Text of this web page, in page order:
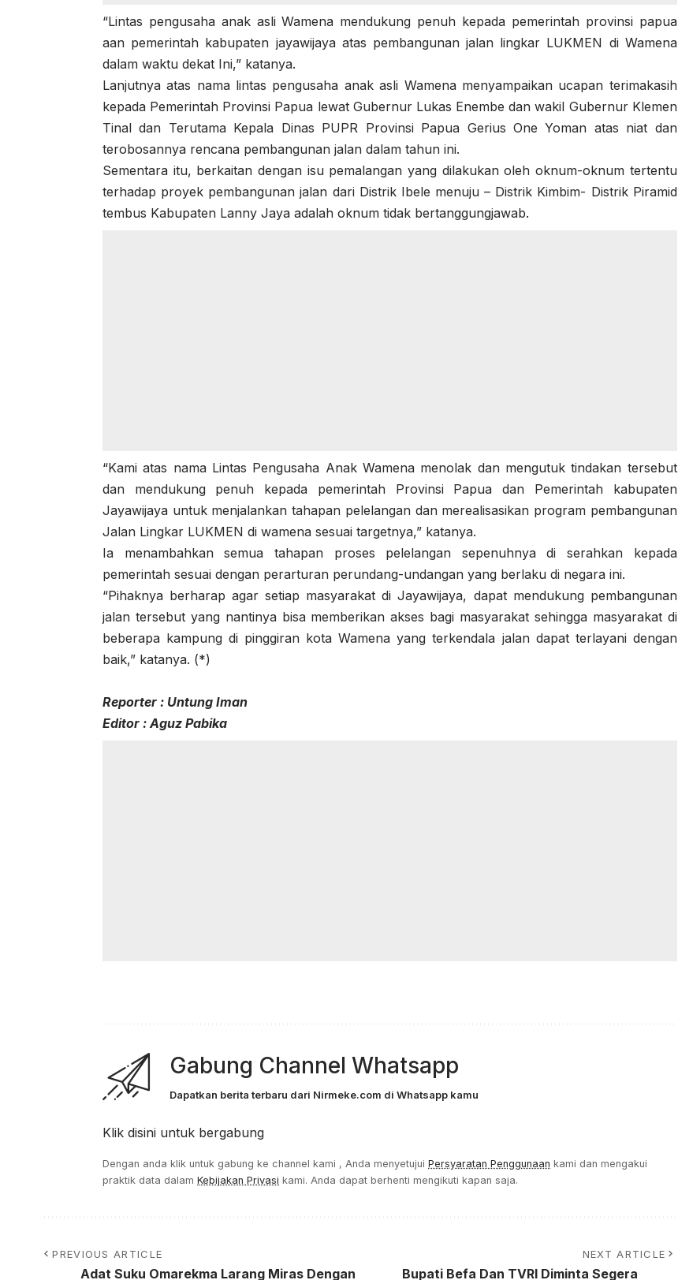
“Lintas pengusaha anak asli Wamena mendukung penuh kepada pemerintah provinsi papua
aan pemerintah kabupaten jayawijaya atas pembangunan jalan lingkar LUKMEN di Wamena
dalam waktu dekat Ini,” katanya.
Lanjutnya atas nama lintas pengusaha anak asli Wamena menyampaikan ucapan terimakasih
kepada Pemerintah Provinsi Papua lewat Gubernur Lukas Enembe dan wakil Gubernur Klemen
Tinal dan Terutama Kepala Dinas PUPR Provinsi Papua Gerius One Yoman atas niat dan
terobosannya rencana pembangunan jalan dalam tahun ini.
Sementara itu, berkaitan dengan isu pemalangan yang dilakukan oleh oknum-oknum tertentu
terhadap proyek pembangunan jalan dari Distrik Ibele menuju – Distrik Kimbim- Distrik Piramid
tembus Kabupaten Lanny Jaya adalah oknum tidak bertanggungjawab.
“Kami atas nama Lintas Pengusaha Anak Wamena menolak dan mengutuk tindakan tersebut
dan mendukung penuh kepada pemerintah Provinsi Papua dan Pemerintah kabupaten
Jayawijaya untuk menjalankan tahapan pelelangan dan merealisasikan program pembangunan
Jalan Lingkar LUKMEN di wamena sesuai targetnya,” katanya.
Ia menambahkan semua tahapan proses pelelangan sepenuhnya di serahkan kepada
pemerintah sesuai dengan perarturan perundang-undangan yang berlaku di negara ini.
“Pihaknya berharap agar setiap masyarakat di Jayawijaya, dapat mendukung pembangunan
jalan tersebut yang nantinya bisa memberikan akses bagi masyarakat sehingga masyarakat di
beberapa kampung di pinggiran kota Wamena yang terkendala jalan dapat terlayani dengan
baik,” katanya. (*)
Reporter : Untung Iman
Editor : Aguz Pabika
Gabung Channel Whatsapp
Dapatkan berita terbaru dari Nirmeke.com di Whatsapp kamu
Klik disini untuk bergabung
Dengan anda klik untuk gabung ke channel kami , Anda menyetujui Persyaratan Penggunaan kami dan mengakui
praktik data dalam Kebijakan Privasi kami. Anda dapat berhenti mengikuti kapan saja.
PREVIOUS ARTICLE
Adat Suku Omarekma Larang Miras Dengan
NEXT ARTICLE
Bupati Befa Dan TVRI Diminta Segera